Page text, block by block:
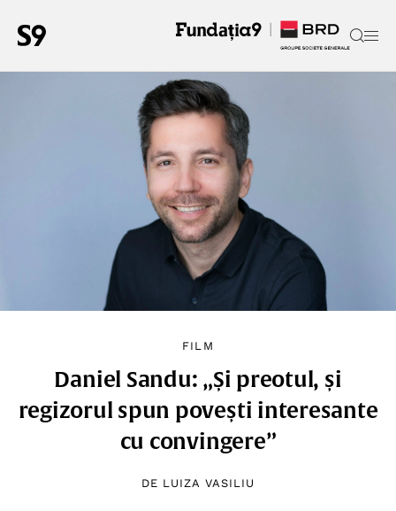
FILM
Daniel Sandu: „Și preotul, și
regizorul spun povești interesante
cu convingere”
DE LUIZA VASILIU